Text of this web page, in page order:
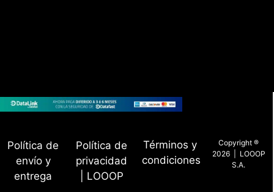
Política de
envío y
entrega
Política de
privacidad
| LOOOP
Términos y
condiciones
Copyright ®
2026 | LOOOP
S.A.